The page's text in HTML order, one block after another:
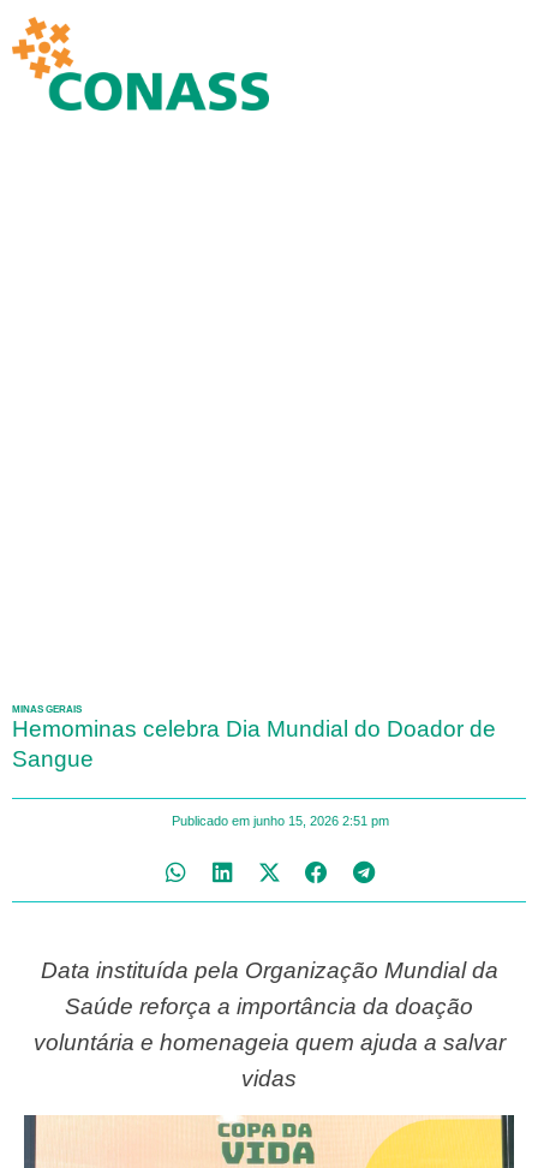
MINAS GERAIS
Hemominas celebra Dia Mundial do Doador de
Sangue
Publicado em junho 15, 2026 2:51 pm
Data instituída pela Organização Mundial da
Saúde reforça a importância da doação
voluntária e homenageia quem ajuda a salvar
vidas